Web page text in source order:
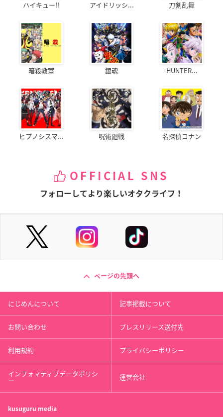
ハイキュー!! アイドリッシ... 刀剣乱舞
暗殺教室 銀魂 HUNTER...
ヒプノシスマ... 呪術廻戦 名探偵コナン
OFFICIAL SNS
フォローしてより楽しいオタクライフ！
ページの先頭へ
にじめんについて 記事掲載について
お問い合わせ プレスリリース送付先
利用規約 プライバシーポリシー
インフォマティブデータポリシ
ー 運営会社
kusuguru media